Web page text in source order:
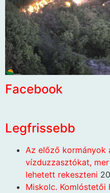
Facebook
Legfrissebb
Az előző kormányok
vízduzzasztókat,
lehetett rekeszteni
Miskolc.